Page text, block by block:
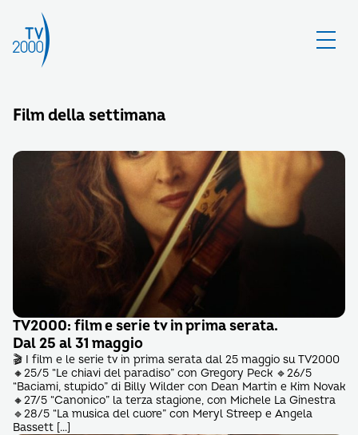
Film della settimana
TV2000: film e serie tv in prima serata.
Dal 25 al 31 maggio
🎬 I film e le serie tv in prima serata dal 25 maggio su TV2000
🔸25/5 “Le chiavi del paradiso” con Gregory Peck 🔹26/5
“Baciami, stupido” di Billy Wilder con Dean Martin e Kim Novak
🔸27/5 “Canonico” la terza stagione, con Michele La Ginestra
🔹28/5 “La musica del cuore” con Meryl Streep e Angela
Bassett […]